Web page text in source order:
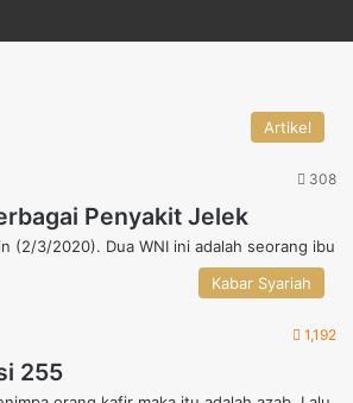
Artikel
308
Penyakit Jelek
(2/3/2020). Dua WNI ini adalah seorang ibu
Kabar Syariah
1,192
255